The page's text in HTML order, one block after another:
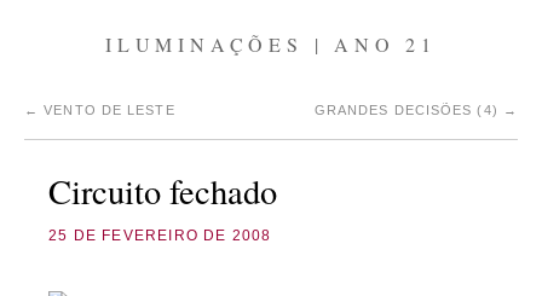
ILUMINAÇÕES | ANO 21
← VENTO DE LESTE GRANDES DECISÕES (4) →
Circuito fechado
25 DE FEVEREIRO DE 2008